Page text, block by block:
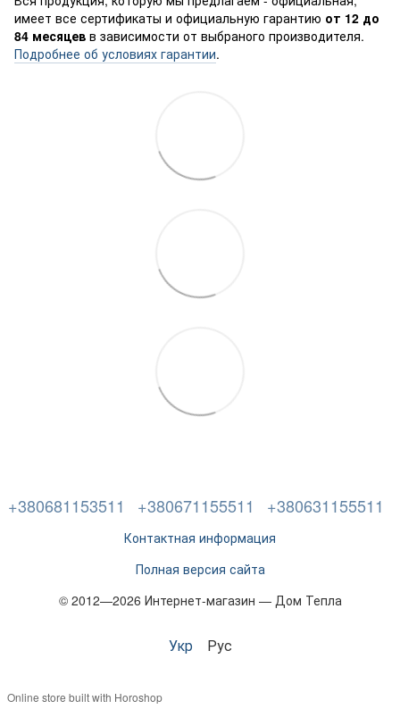
имеет все сертификаты и официальную гарантию от 12 до
84 месяцев в зависимости от выбраного производителя.
Подробнее об условиях гарантии.
+380681153511 +380671155511 +380631155511
Контактная информация
Полная версия сайта
© 2012—2026 Интернет-магазин — Дом Тепла
Укр Рус
Online store built with Horoshop